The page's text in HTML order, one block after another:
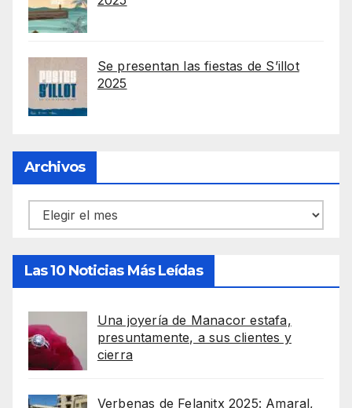
Se presentan las fiestas de S’illot
2025
Archivos
Archivos
Las 10 Noticias Más Leídas
Una joyería de Manacor estafa,
presuntamente, a sus clientes y
cierra
Verbenas de Felanitx 2025: Amaral,